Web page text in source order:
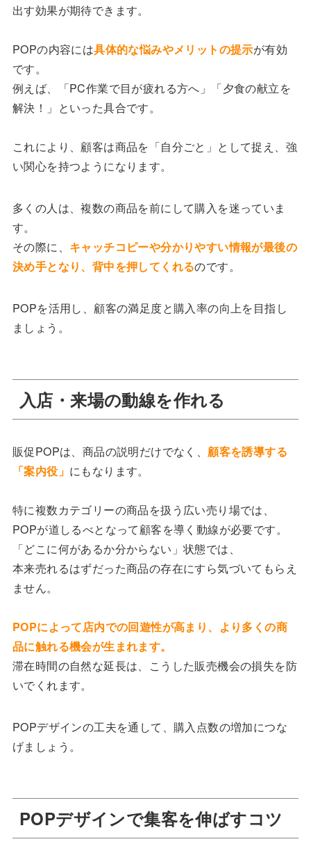
出す効果が期待できます。
POPの内容には具体的な悩みやメリットの提示が有効
です。
例えば、「PC作業で目が疲れる方へ」「夕食の献立を
解決！」といった具合です。
これにより、顧客は商品を「自分ごと」として捉え、強
い関心を持つようになります。
多くの人は、複数の商品を前にして購入を迷っていま
す。
その際に、 キャッチコピーや分かりやすい情報が最後の
決め手となり、背中を押してくれるのです。
POPを活用し、顧客の満足度と購入率の向上を目指し
ましょう。
入店・来場の動線を作れる
販促POPは、商品の説明だけでなく、顧客を誘導する
「案内役」 にもなります。
特に複数カテゴリーの商品を扱う広い売り場では、
POPが道しるべとなって顧客を導く動線が必要です。
「どこに何があるか分からない」状態では、
本来売れるはずだった商品の存在にすら気づいてもらえ
ません。
POPによって店内での回遊性が高まり、より多くの商
品に触れる機会が生まれます。
滞在時間の自然な延長は、こうした販売機会の損失を防
いでくれます。
POPデザインの工夫を通して、購入点数の増加につな
げましょう。
POPデザインで集客を伸ばすコツ